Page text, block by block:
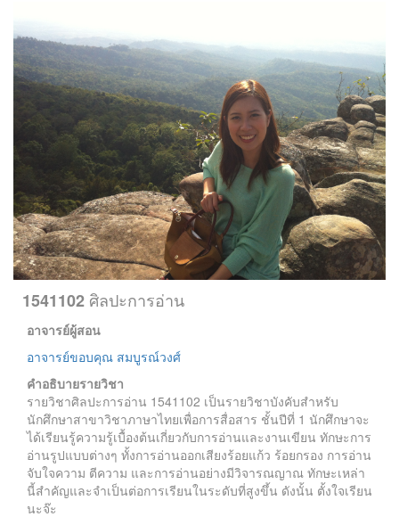
1541102 ศิลปะการอ่าน
อาจารย์ผู้สอน
อาจารย์ขอบคุณ สมบูรณ์วงศ์
คำอธิบายรายวิชา
รายวิชาศิลปะการอ่าน 1541102 เป็นรายวิชาบังคับสำหรับ
นักศึกษาสาขาวิชาภาษาไทยเพื่อการสื่อสาร ชั้นปีที่ 1 นักศึกษาจะ
ได้เรียนรู้ความรู้เบื้องต้นเกี่ยวกับการอ่านและงานเขียน ทักษะการ
อ่านรูปแบบต่างๆ ทั้งการอ่านออกเสียงร้อยแก้ว ร้อยกรอง การอ่าน
จับใจความ ตีความ และการอ่านอย่างมีวิจารณญาณ ทักษะเหล่า
นี้สำคัญและจำเป็นต่อการเรียนในระดับที่สูงขึ้น ดังนั้น ตั้งใจเรียน
นะจ๊ะ